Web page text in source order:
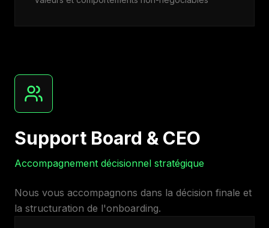
Support Board & CEO
Accompagnement décisionnel stratégique
Nous vous accompagnons dans la décision finale et
la structuration de l'onboarding.